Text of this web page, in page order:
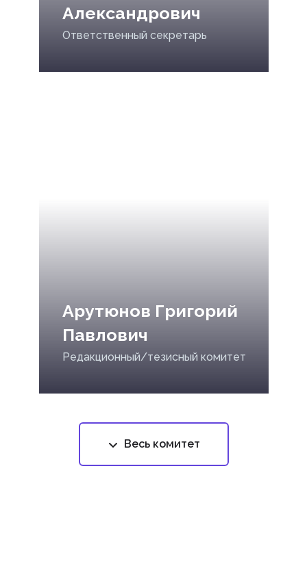
Александрович
Ответственный секретарь
Арутюнов Григорий
Павлович
Редакционный/тезисный комитет
Весь комитет